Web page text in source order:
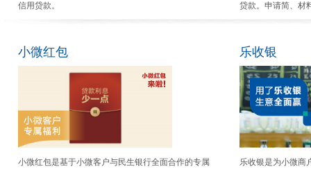
信用贷款。
贷款。申请简、材
小微红包
小微红包是基于小微客户与民生银行全面合作的专属
乐收银
乐收银是为小微商